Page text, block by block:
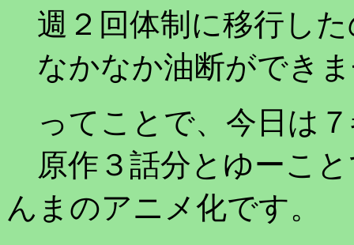
週２回体制に移行し
なかなか油断ができ
ってことで、今日は
原作３話分とゆーこ
んまのアニメ化です。